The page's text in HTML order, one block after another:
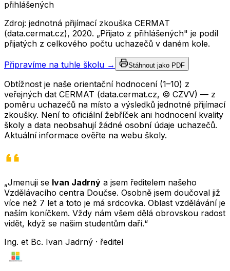
přihlášených
Zdroj: jednotná přijímací zkouška CERMAT
(data.cermat.cz), 2020. „Přijato z přihlášených" je podíl
přijatých z celkového počtu uchazečů v daném kole.
Připravíme na tuhle školu → Stáhnout jako PDF
Obtížnost je naše orientační hodnocení (1–10) z
veřejných dat CERMAT (data.cermat.cz, © CZVV) — z
poměru uchazečů na místo a výsledků jednotné přijímací
zkoušky. Není to oficiální žebříček ani hodnocení kvality
školy a data neobsahují žádné osobní údaje uchazečů.
Aktuální informace ověřte na webu školy.
„Jmenuji se Ivan Jadrný a jsem ředitelem našeho
Vzdělávacího centra Doučse. Osobně jsem doučoval již
více než 7 let a toto je má srdcovka. Oblast vzdělávání je
naším koníčkem. Vždy nám všem dělá obrovskou radost
vidět, když se našim studentům daří.“
Ing. et Bc. Ivan Jadrný · ředitel